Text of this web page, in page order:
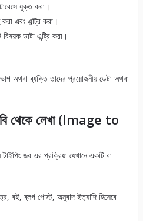
যুক্ত করা।
এবং এন্ট্রি করা।
ডাটা এন্ট্রি করা।
অথবা ব্যক্তি তাদের প্রয়োজনীয় ডেটা অথবা
থেকে লেখা (Image to
জব এর প্রক্রিয়া যেখানে একটি বা
বই, ব্লগ পোস্ট, অনুবাদ ইত্যাদি হিসেবে